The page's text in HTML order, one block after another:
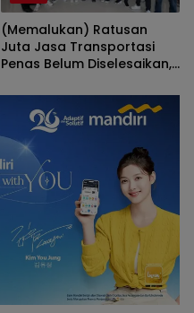
(Memalukan) Ratusan
Juta Jasa Transportasi
Penas Belum Diselesaikan,